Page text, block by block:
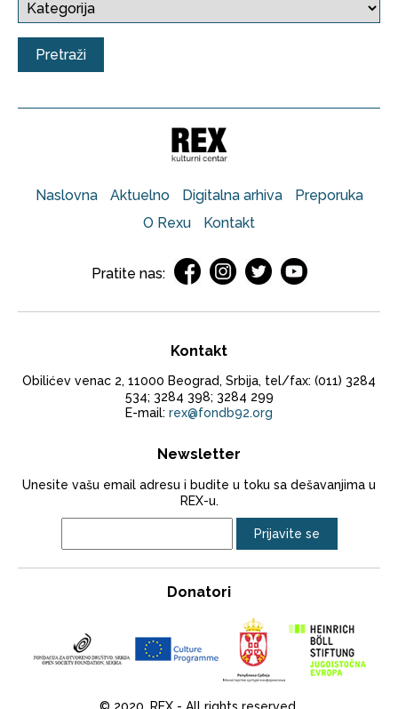
Naslovna Aktuelno Digitalna arhiva
Preporuka
O Rexu
Kontakt
Pratite nas:
Kontakt
Obilićev venac 2, 11000 Beograd, Srbija, tel/fax: (011) 3284
534; 3284 398; 3284 299
E-mail: rex@fondb92.org
Newsletter
Unesite vašu email adresu i budite u toku sa dešavanjima u
REX-u.
Donatori
© 2020. REX - All rights reserved.